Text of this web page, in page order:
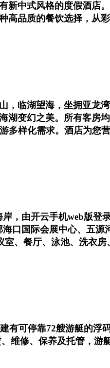
中式风格的度假酒店
高品质的餐饮选择，从
临湖望海，坐拥亚龙
变幻之美。所有客房
多样化需求。酒店为您
，由开云手机web版登
口国际会展中心、五
室、餐厅、泳池、洗衣房
有可停靠72艘游艇的
维修、保养及托管，游